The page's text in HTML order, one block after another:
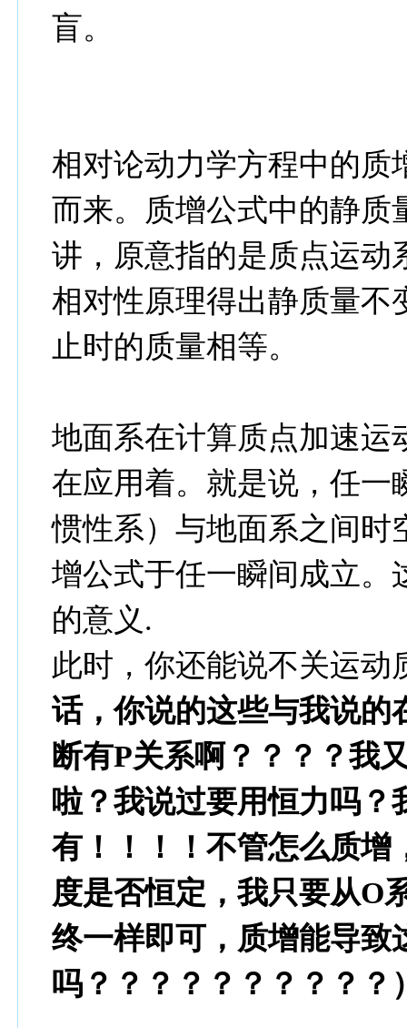
盲。
相对论动力学方程中的质
而来。质增公式中的静质
讲，原意指的是质点运动
相对性原理得出静质量不
止时的质量相等。
地面系在计算质点加速运
在应用着。就是说，任一
惯性系）与地面系之间时
增公式于任一瞬间成立。
的意义.
此时，你还能说不关运动
话，你说的这些与我说的
断有P关系啊？？？？我
啦？我说过要用恒力吗？
有！！！！不管怎么质增
度是否恒定，我只要从O
终一样即可，质增能导致
吗？？？？？？？？？？